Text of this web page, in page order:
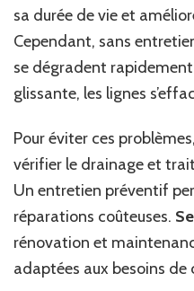
rénovation
à
Lyon
?
sa durée de vie et
Cependant, sans
se dégradent
glissante, les lignes
Pour éviter ces
vérifier le drainage et
Un entretien préventif
réparations coûteuses.
rénovation et
adaptées aux besoins de